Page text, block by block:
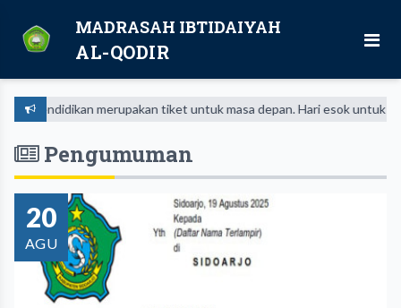
MADRASAH IBTIDAIYAH
AL-QODIR
Pendidikan merupakan tiket untuk masa depan. Hari esok untuk
Pengumuman
20
AGU